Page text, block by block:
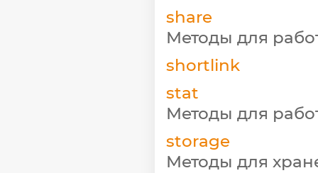
share
Методы для
shortlink
stat
Методы для
storage
Методы для